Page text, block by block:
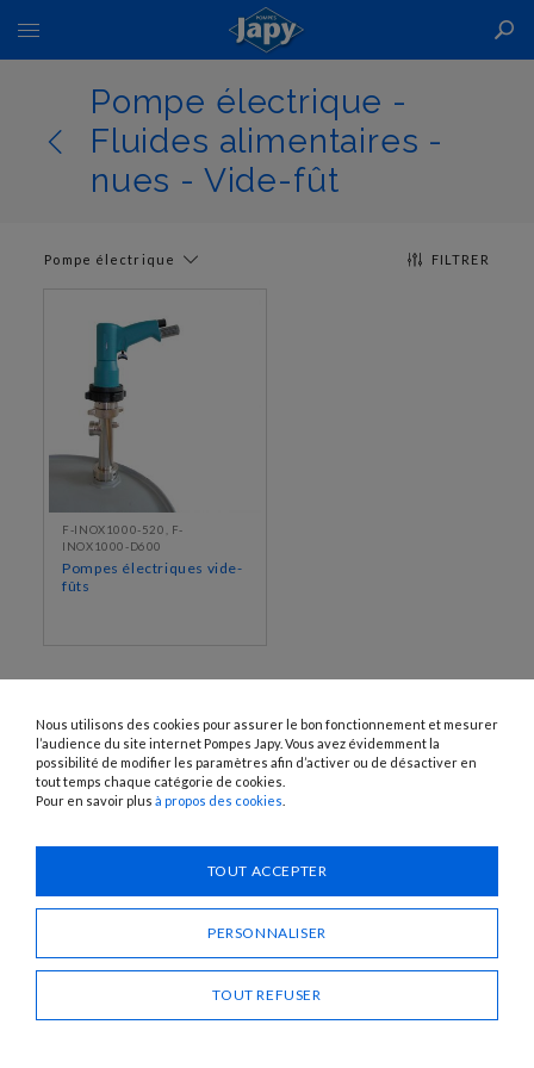
Basculer
la
navigationPompe électrique -
Fluides alimentaires -
nues - Vide-fût
FILTRER
Pompe électrique
F-INOX1000-520, F-
INOX1000-D600
Pompes électriques vide-
fûts
1120 Avenue OEHMICHEN - CS80015 - FR-25460 ÉTUPES
info@pompes-japy.com
FacebookVimeo
Nous utilisons des cookies pour assurer le bon fonctionnement et mesurer
l’audience du site internet Pompes Japy. Vous avez évidemment la
possibilité de modifier les paramètres afin d’activer ou de désactiver en
tout temps chaque catégorie de cookies.
Pour en savoir plus à propos des cookies
TOUT ACCEPTER
PERSONNALISER
TOUT REFUSER